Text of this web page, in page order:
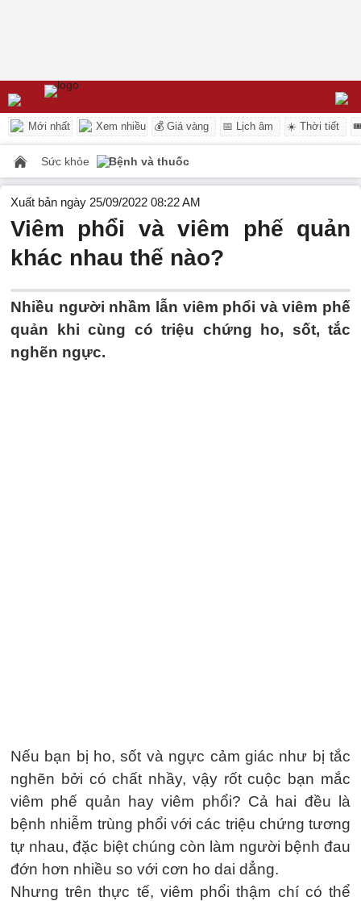
Mới nhất Xem nhiều 💰 Giá vàng 📅 Lịch âm ☀️ Thời tiết
Sức khỏe Bệnh và thuốc
Xuất bản ngày 25/09/2022 08:22 AM
Viêm phổi và viêm phế quản
khác nhau thế nào?
Nhiều người nhầm lẫn viêm phổi và viêm phế
quản khi cùng có triệu chứng ho, sốt, tắc
nghẽn ngực.
Nếu bạn bị ho, sốt và ngực cảm giác như bị tắc
nghẽn bởi có chất nhầy, vậy rốt cuộc bạn mắc
viêm phế quản hay viêm phổi? Cả hai đều là
bệnh nhiễm trùng phổi với các triệu chứng tương
tự nhau, đặc biệt chúng còn làm người bệnh đau
đớn hơn nhiều so với cơn ho dai dẳng.
Nhưng trên thực tế, viêm phổi thậm chí có thể